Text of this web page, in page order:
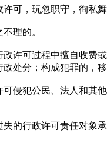
，玩忽职守，徇私舞
理的。
可过程中擅自收费或
处分；构成犯罪的，移
犯公民、法人和其他
的行政许可责任对象承